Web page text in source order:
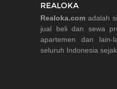
REALOKA
Realoka.com adalah
jual beli dan sewa
apartemen dan
seluruh Indonesia